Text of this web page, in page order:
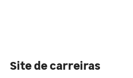
Site de carreiras